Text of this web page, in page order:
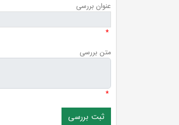
عنوان بررسی
*
متن بررسی
*